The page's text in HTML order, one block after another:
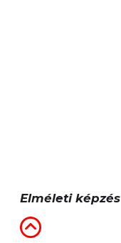
Elméleti képzés